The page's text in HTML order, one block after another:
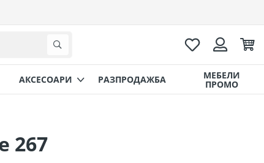
Любими
AКСЕСОАРИ РАЗПРОДАЖБА МЕБЕЛИ
ПРОМО
267